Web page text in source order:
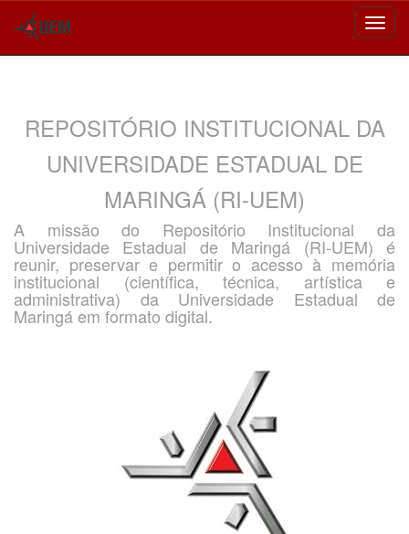
REPOSITÓRIO INSTITUCIONAL DA
UNIVERSIDADE ESTADUAL DE
MARINGÁ (RI-UEM)
A missão do Repositório Institucional da
Universidade Estadual de Maringá (RI-UEM) é
reunir, preservar e permitir o acesso à memória
institucional (científica, técnica, artística e
administrativa) da Universidade Estadual de
Maringá em formato digital.